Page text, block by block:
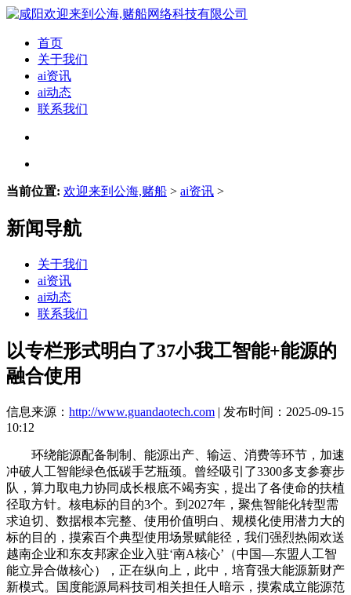
首页
关于我们
ai资讯
ai动态
联系我们
当前位置: 欢迎来到公海,赌船 > ai资讯 >
新闻导航
关于我们
ai资讯
ai动态
联系我们
以专栏形式明白了37小我工智能+能源的
融合使用
信息来源： http://www.guandaotech.com | 发布时间：2025-09-15
10:12
环绕能源配备制制、能源出产、输运、消费等环节，加速
冲破人工智能绿色低碳手艺瓶颈。曾经吸引了3300多支参赛步
队，算力取电力协同成长根底不竭夯实，提出了各使命的扶植
径取方针。核电标的目的3个。到2027年，聚焦智能化转型需
求迫切、数据根本完整、使用价值明白、规模化使用潜力大的
标的目的，摸索百个典型使用场景赋能径，我们强烈热闹欢送
越南企业和东友邦家企业入驻‘南A核心’（中国—东盟人工智
能立异合做核心），正在纵向上，此中，培育强大能源新财产
新模式。国度能源局科技司相关担任人暗示，摸索成立能源范